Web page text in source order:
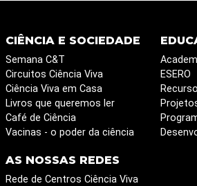
CIÊNCIA E SOCIEDADE
Semana C&T
Circuitos Ciência Viva
Ciência Viva em Casa
Livros que queremos ler
Café de Ciência
Vacinas - o poder da ciência
ESERO
AS NOSSAS REDES
Rede de Centros Ciência Viva